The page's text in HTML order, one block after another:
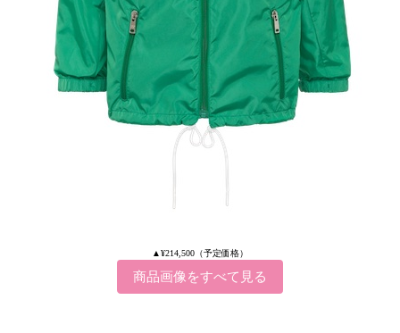
▲¥214,500（予定価格）
商品画像をすべて見る